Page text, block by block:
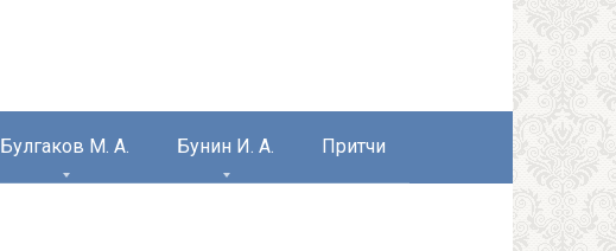
Булгаков М. А. Бунин И. А. Притчи